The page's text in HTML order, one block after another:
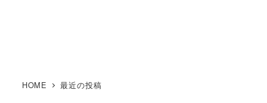
HOME 最近の投稿